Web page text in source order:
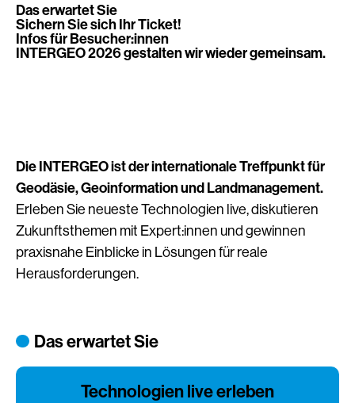
Das erwartet Sie
Sichern Sie sich Ihr Ticket!
Infos für Besucher:innen
INTERGEO 2026 gestalten wir wieder gemeinsam.
Die INTERGEO ist der internationale Treffpunkt für
Geodäsie, Geoinformation und Landmanagement.
Erleben Sie neueste Technologien live, diskutieren
Zukunftsthemen mit Expert:innen und gewinnen
praxisnahe Einblicke in Lösungen für reale
Herausforderungen.
Das erwartet Sie
Technologien live erleben